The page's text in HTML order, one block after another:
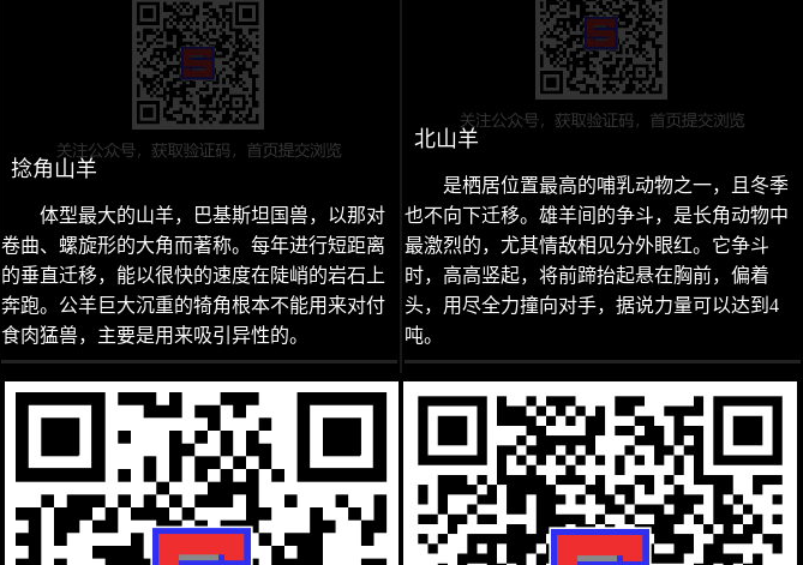
捻角山羊
体型最大的山羊，巴基斯坦国兽，以那对
卷曲、螺旋形的大角而著称。每年进行短距离
的垂直迁移，能以很快的速度在陡峭的岩石上
奔跑。公羊巨大沉重的犄角根本不能用来对付
食肉猛兽，主要是用来吸引异性的。
北山羊
是栖居位置最高的哺乳动物之一，且冬季
也不向下迁移。雄羊间的争斗，是长角动物中
最激烈的，尤其情敌相见分外眼红。它争斗
时，高高竖起，将前蹄抬起悬在胸前，偏着
头，用尽全力撞向对手，据说力量可以达到4
吨。